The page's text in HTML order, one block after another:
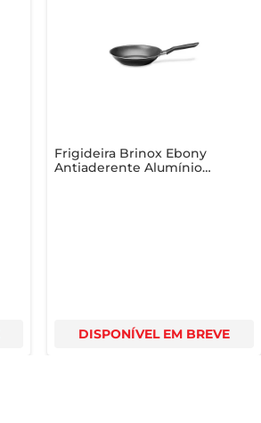
Frigideira Brinox Ebony
Antiaderente Alumínio
DISPONÍVEL EM BREVE